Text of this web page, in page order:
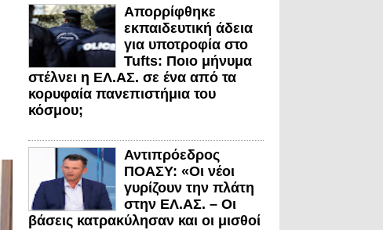
Απορρίφθηκε
εκπαιδευτική άδεια
για υποτροφία στο
Tufts: Ποιο μήνυμα
στέλνει η ΕΛ.ΑΣ. σε ένα από τα
κορυφαία πανεπιστήμια του
κόσμου;
Αντιπρόεδρος
ΠΟΑΣΥ: «Οι νέοι
γυρίζουν την πλάτη
στην ΕΛ.ΑΣ. – Οι
βάσεις κατρακύλησαν και οι μισθοί